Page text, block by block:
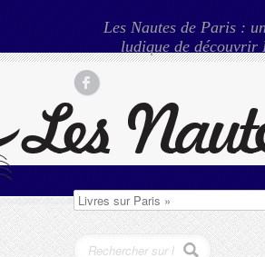
Les Nautes de Paris :
ludique de découvrir